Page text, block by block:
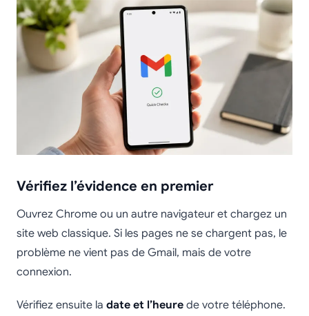
Vérifiez l’évidence en premier
Ouvrez Chrome ou un autre navigateur et chargez un
site web classique. Si les pages ne se chargent pas, le
problème ne vient pas de Gmail, mais de votre
connexion.
Vérifiez ensuite la date et l’heure de votre téléphone.